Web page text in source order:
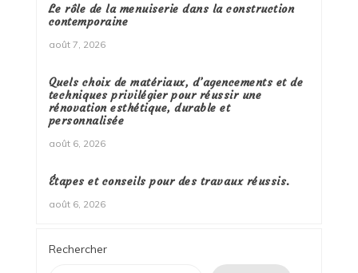
Le rôle de la menuiserie dans la construction
contemporaine
août 7, 2026
Quels choix de matériaux, d’agencements et de
techniques privilégier pour réussir une
rénovation esthétique, durable et
personnalisée
août 6, 2026
Étapes et conseils pour des travaux réussis.
août 6, 2026
Rechercher